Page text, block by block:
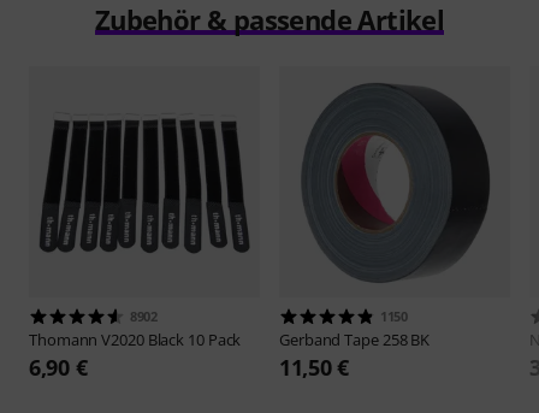
Zubehör & passende Artikel
8902
ThomannV2020 Black 10 Pack
6,90 €
1150
GerbandTape 258 BK
11,50 €